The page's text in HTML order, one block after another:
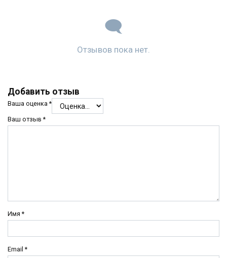
Отзывов пока нет.
Добавить отзыв
Ваша оценка*
Ваш отзыв*
Имя*
Email*